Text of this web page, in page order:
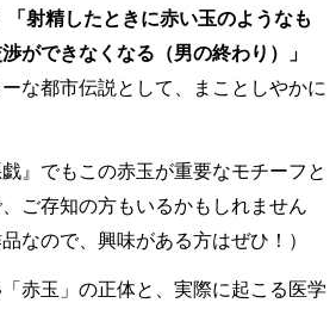
「射精したときに赤い玉のようなも
ができなくなる（男の終わり）」
な都市伝説として、まことしやかに
』でもこの赤玉が重要なモチーフと
ご存知の方もいるかもしれません
なので、興味がある方はぜひ！）
赤玉」の正体と、実際に起こる医学